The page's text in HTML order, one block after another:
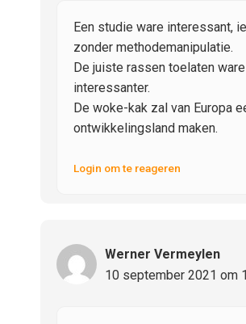
Een studie ware interessant, ie
zonder methodemanipulatie.
De juiste rassen toelaten ware
interessanter.
De woke-kak zal van Europa
ontwikkelingsland maken.
Login om te reageren
Werner Vermeylen
10 september 2021 om